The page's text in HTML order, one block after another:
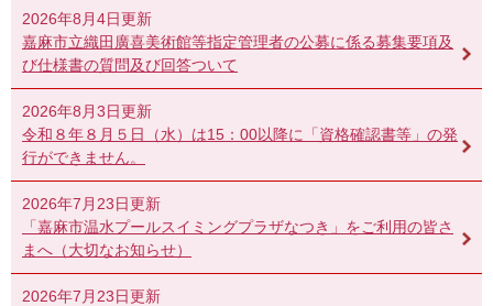
2026年8月4日更新
嘉麻市立織田廣喜美術館等指定管理者の公募に係る募集要項及
び仕様書の質問及び回答ついて
2026年8月3日更新
令和８年８月５日（水）は15：00以降に「資格確認書等」の発
行ができません。
2026年7月23日更新
「嘉麻市温水プールスイミングプラザなつき」をご利用の皆さ
まへ（大切なお知らせ）
2026年7月23日更新